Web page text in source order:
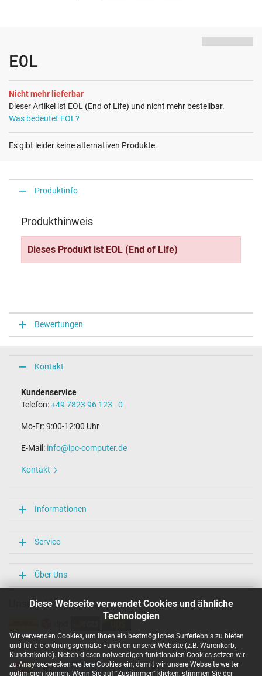
Diese Webseite verwendet Cookies und ähnliche
Technologien
Wir verwenden Cookies, um Ihnen ein bestmögliches Surferlebnis zu bieten
und für die ordnungsgemäße Funktion unserer Website (z.B. Warenkorb,
Kundenkonto). Neben diesen notwendigen funktionalen Cookies setzen wir
zu Anaylsezwecken weitere Cookies ein, damit wir unsere Webseite weiter
optimieren können. Wenn Sie auf "Zustimmen" klicken, stimmen Sie der
EOL
Nicht mehr lieferbar
Dieser Artikel ist EOL (End of Life) und nicht mehr bestellbar.
Was bedeutet EOL?
Es gibt leider keine alternativen Produkte.
Produktinfo
Produkthinweis
Dieses Produkt ist EOL (End of Life)
Bewertungen
Kontakt
Kundenservice
Telefon:+49 7823 96 123 - 0
Mo-Fr: 9:00-12:00 Uhr
E-Mail: info@ipc-computer.de
Kontakt
Informationen
Service
Über Uns
Unsere Versandarten
Unsere Zahlarten